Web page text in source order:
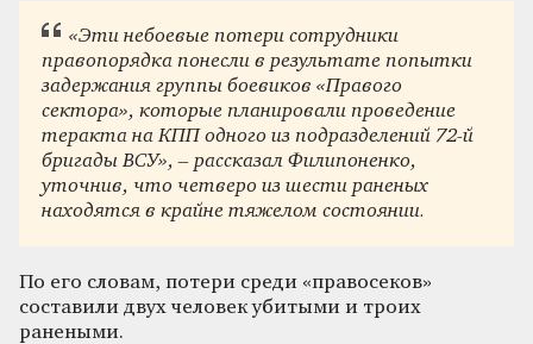
«Эти небоевые потери сотрудники
правопорядка понесли в результате попытки
задержания группы боевиков «Правого
сектора», которые планировали проведение
теракта на КПП одного из подразделений 72-й
бригады ВСУ», – рассказал Филипоненко,
уточнив, что четверо из шести раненых
находятся в крайне тяжелом состоянии.
По его словам, потери среди «правосеков»
составили двух человек убитыми и троих
ранеными.